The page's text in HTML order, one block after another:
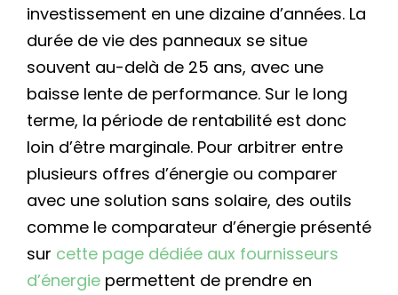
investissement en une dizaine d’années. La
durée de vie des panneaux se situe
souvent au-delà de 25 ans, avec une
baisse lente de performance. Sur le long
terme, la période de rentabilité est donc
loin d’être marginale. Pour arbitrer entre
plusieurs offres d’énergie ou comparer
avec une solution sans solaire, des outils
comme le comparateur d’énergie présenté
sur cette page dédiée aux fournisseurs
d’énergie permettent de prendre en